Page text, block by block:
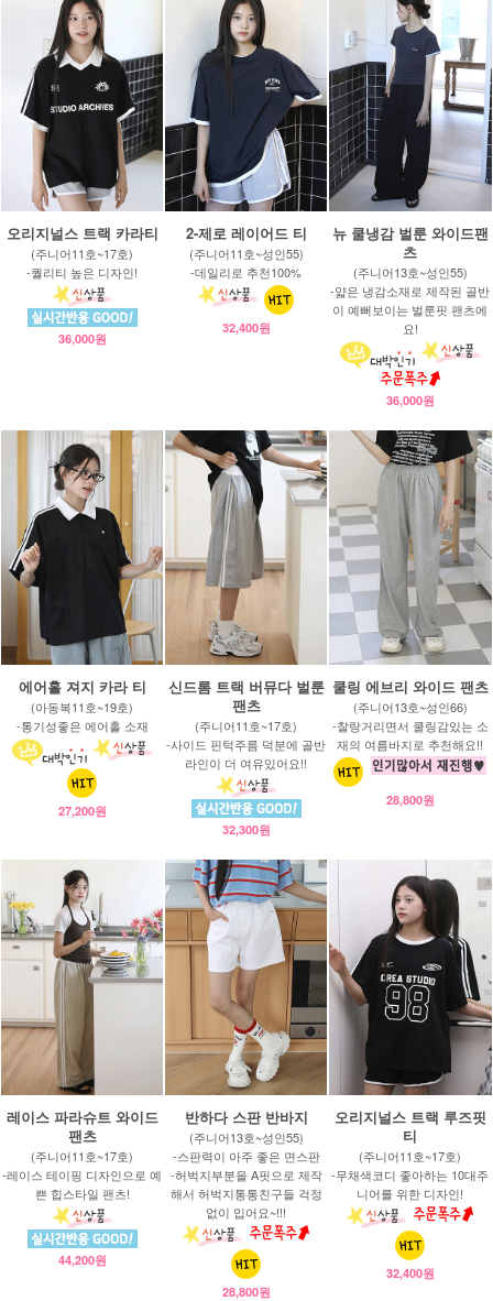
오리지널스 트랙 카라티
(주니어11호~17호)
-퀄리티 높은 디자인!
36,000원
2-제로 레이어드 티
(주니어11호~성인55)
-데일리로 추천100%
32,400원
뉴 쿨냉감 벌룬 와이드팬
츠
(주니어13호~성인55)
-얇은 냉감소재로 제작된 골반
이 예뻐보이는 벌룬핏 팬츠에
요!
36,000원
에어홀 져지 카라 티
(아동복11호~19호)
-통기성좋은 에어홀 소재
27,200원
신드롬 트랙 버뮤다 벌룬
팬츠
(주니어11호~17호)
-사이드 핀턱주름 덕분에 골반
라인이 더 여유있어요!!
32,300원
쿨링 에브리 와이드 팬츠
(주니어13호~성인66)
-찰랑거리면서 쿨링감있는 소
재의 여름바지로 추천해요!!
28,800원
레이스 파라슈트 와이드
팬츠
(주니어11호~17호)
-레이스 테이핑 디자인으로 예
쁜 힙스타일 팬츠!
44,200원
반하다 스판 반바지
(주니어13호~성인55)
-스판력이 아주 좋은 면스판
-허벅지부분을 A핏으로 제작
해서 허벅지통통친구들 걱정
없이 입어요~!!!
28,800원
오리지널스 트랙 루즈핏
티
(주니어11호~17호)
-무채색코디 좋아하는 10대주
니어를 위한 디자인!
32,400원